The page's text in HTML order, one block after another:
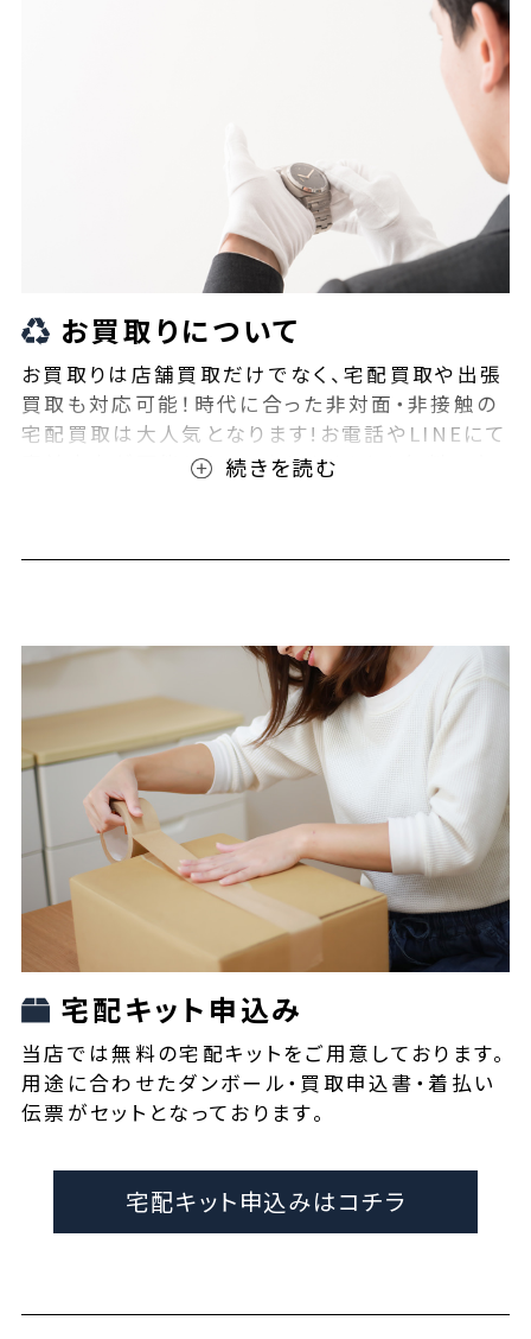
お買取りについて
お買取りは店舗買取だけでなく、宅配買取や出張
買取も対応可能！時代に合った非対面・非接触の
宅配買取は大人気となります!お電話やLINEにて
事前査定が可能となっております！また無料の宅
宅配キット申込み
当店では無料の宅配キットをご用意しております。
用途に合わせたダンボール・買取申込書・着払い
伝票がセットとなっております。
宅配キット申込みはコチラ